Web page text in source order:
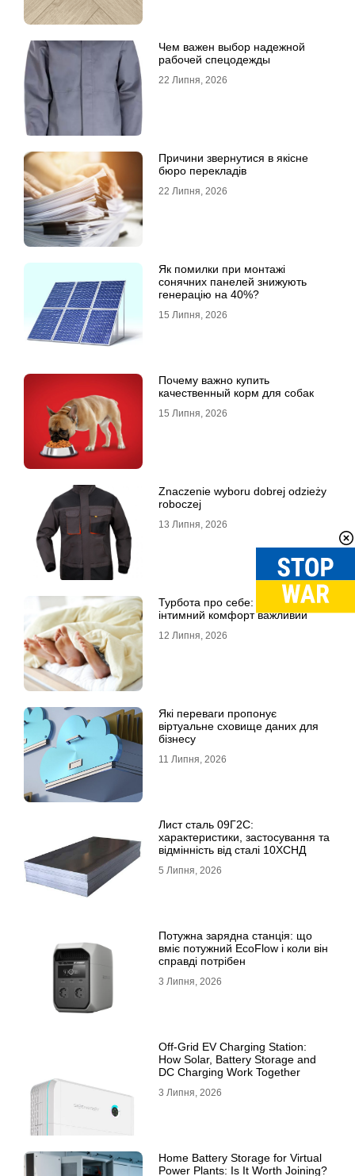
Чем важен выбор надежной
рабочей спецодежды
22 Липня, 2026
Причини звернутися в якісне
бюро перекладів
22 Липня, 2026
Як помилки при монтажі
сонячних панелей знижують
генерацію на 40%?
15 Липня, 2026
Почему важно купить
качественный корм для собак
15 Липня, 2026
Znaczenie wyboru dobrej odzieży
roboczej
13 Липня, 2026
Турбота про себе: чому
інтимний комфорт важливий
12 Липня, 2026
Які переваги пропонує
віртуальне сховище даних для
бізнесу
11 Липня, 2026
Лист сталь 09Г2С:
характеристики, застосування та
відмінність від сталі 10ХСНД
5 Липня, 2026
Потужна зарядна станція: що
вміє потужний EcoFlow і коли він
справді потрібен
3 Липня, 2026
Off-Grid EV Charging Station:
How Solar, Battery Storage and
DC Charging Work Together
3 Липня, 2026
Home Battery Storage for Virtual
Power Plants: Is It Worth Joining?